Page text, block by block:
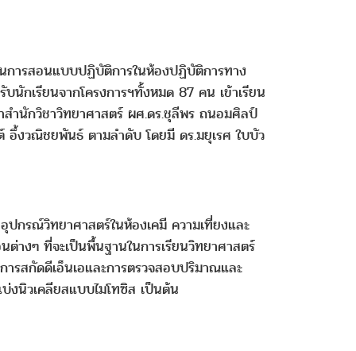
การสอนแบบปฏิบัติการในห้องปฏิบัติการทาง
กเรียนจากโครงการฯทั้งหมด 87 คน เข้าเรียน
สำนักวิชาวิทยาศาสตร์ ผศ.ดร.ชุลีพร ถนอมศิลป์
งวณิชยพันธ์ ตามลำดับ โดยมี ดร.มยุเรศ ใบบัว
ปกรณ์วิทยาศาสตร์ในห้องเคมี ความเที่ยงและ
างๆ ที่จะเป็นพื้นฐานในการเรียนวิทยาศาสตร์
รสกัดดีเอ็นเอและการตรวจสอบปริมาณและ
งนิวเคลียสแบบไมโทซิส เป็นต้น